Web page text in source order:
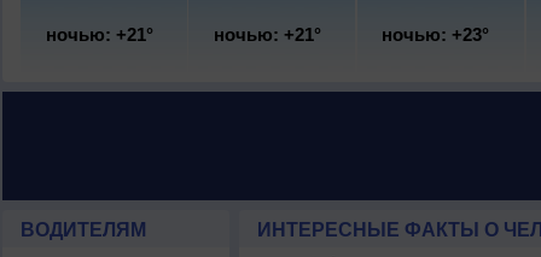
ночью: +21° ночью: +21° ночью: +23°
ВОДИТЕЛЯМ ИНТЕРЕСНЫЕ ФАКТЫ О